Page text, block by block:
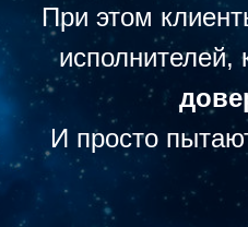
При этом
И просто